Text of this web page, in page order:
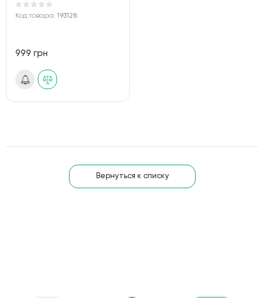
Код товара: 193128
999 грн
Вернуться к списку